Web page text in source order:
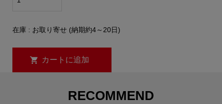
在庫 : お取り寄せ (納期約4～20日)
RECOMMEND